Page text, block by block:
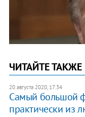
ЧИТАЙТЕ ТАКЖЕ
20 августа 2020, 17:34
Самый большой
практически из